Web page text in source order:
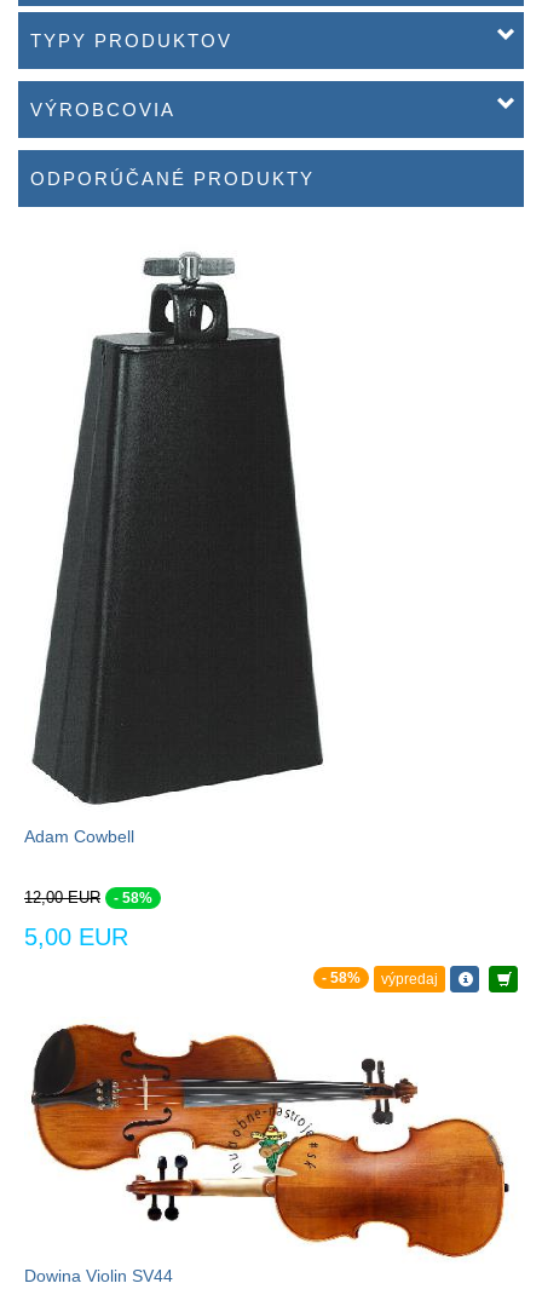
TYPY PRODUKTOV
VÝROBCOVIA
ODPORÚČANÉ PRODUKTY
Adam Cowbell
12,00 EUR - 58%
5,00 EUR
- 58% výpredaj
Dowina Violin SV44